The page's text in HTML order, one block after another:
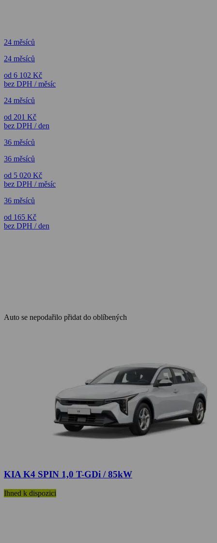
24 měsíců
24 měsíců
od 6 102 Kč
bez DPH / měsíc
24 měsíců
od 201 Kč
bez DPH / den
36 měsíců
36 měsíců
od 5 020 Kč
bez DPH / měsíc
36 měsíců
od 165 Kč
bez DPH / den
Auto se nepodařilo přidat do oblíbených
KIA K4 SPIN 1,0 T-GDi / 85kW
Ihned k dispozici